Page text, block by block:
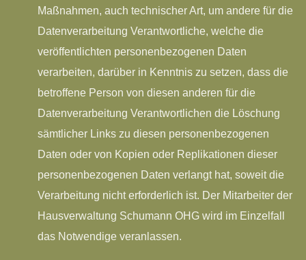
Maßnahmen, auch technischer Art, um andere für die
Datenverarbeitung Verantwortliche, welche die
veröffentlichten personenbezogenen Daten
verarbeiten, darüber in Kenntnis zu setzen, dass die
betroffene Person von diesen anderen für die
Datenverarbeitung Verantwortlichen die Löschung
sämtlicher Links zu diesen personenbezogenen
Daten oder von Kopien oder Replikationen dieser
personenbezogenen Daten verlangt hat, soweit die
Verarbeitung nicht erforderlich ist. Der Mitarbeiter der
Hausverwaltung Schumann OHG wird im Einzelfall
das Notwendige veranlassen.